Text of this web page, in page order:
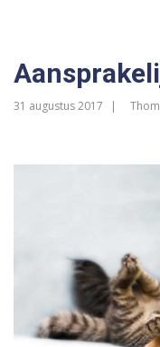
31 augustus 2017